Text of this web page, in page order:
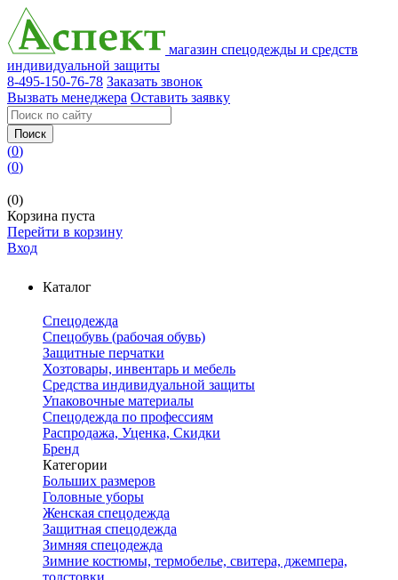
магазин спецодежды и средств
индивидуальной защиты
8-495-150-76-78 Заказать звонок
Вызвать менеджера Оставить заявку
Поиск
(0)
(0)
(0)
Корзина пуста
Перейти в корзину
Вход
Каталог
Спецодежда
Спецобувь (рабочая обувь)
Защитные перчатки
Хозтовары, инвентарь и мебель
Средства индивидуальной защиты
Упаковочные материалы
Спецодежда по профессиям
Распродажа, Уценка, Скидки
Бренд
Категории
Больших размеров
Головные уборы
Женская спецодежда
Защитная спецодежда
Зимняя спецодежда
Зимние костюмы, термобелье, свитера, джемпера,
толстовки